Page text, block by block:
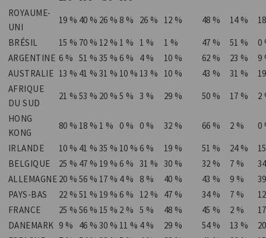
ROYAUME-
UNI
19 % 40 % 26 % 8 % 26 % 12 % 48 % 14 %
BRÉSIL
15 % 70 % 12 % 1 % 1 % 1 % 47 % 51 %
0
ARGENTINE 6 % 51 % 35 % 6 % 4 % 10 % 62 % 23 %
9
AUSTRALIE 13 % 41 % 31 % 10 % 13 % 10 % 43 % 31 %
AFRIQUE
DU SUD
21 % 53 % 20 % 5 % 3 % 29 % 50 % 17 %
2
HONG
KONG
80 % 18 % 1 % 0 % 0 % 32 % 66 % 2 %
0
IRLANDE
10 % 41 % 35 % 10 % 6 % 19 % 51 % 24 %
BELGIQUE
25 % 47 % 19 % 6 % 31 % 30 % 32 % 7 %
ALLEMAGNE 20 % 56 % 17 % 4 % 8 % 40 % 43 % 9 %
PAYS-BAS
22 % 51 % 19 % 6 % 12 % 47 % 34 % 7 %
FRANCE
25 % 56 % 15 % 2 % 5 % 48 % 45 % 2 %
DANEMARK 9 % 46 % 30 % 11 % 4 % 29 % 54 % 13 %